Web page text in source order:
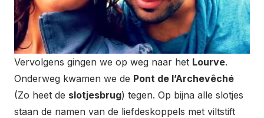
Vervolgens gingen we op weg naar het Lourve.
Onderweg kwamen we de Pont de l’Archevêché
(Zo heet de slotjesbrug) tegen. Op bijna alle slotjes
staan de namen van de liefdeskoppels met viltstift